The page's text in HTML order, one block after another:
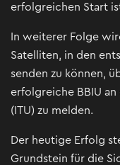
erfolgreichen Start
In weiterer Folge
Satelliten, in den
senden zu können,
erfolgreiche BBIU
(ITU) zu melden.
Der heutige Erfolg
Grundstein für die